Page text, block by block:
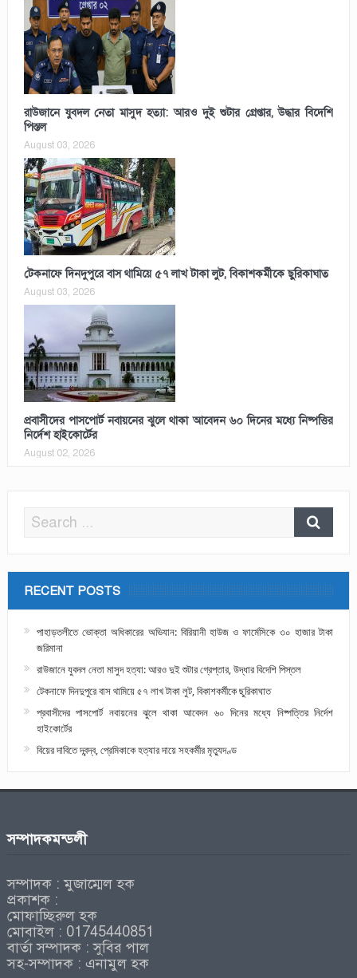
রাউজানে যুবদল নেতা মাসুদ হত্যা: আরও দুই শুটার গ্রেপ্তার, উদ্ধার বিদেশি
পিস্তল
August 03, 2026
টেকনাফে দিনদুপুরে বাস থামিয়ে ৫৭ লাখ টাকা লুট, বিকাশকর্মীকে ছুরিকাঘাত
August 03, 2026
প্রবাসীদের পাসপোর্ট নবায়নের ঝুলে থাকা আবেদন ৬০ দিনের মধ্যে নিষ্পত্তির
নির্দেশ হাইকোর্টের
August 02, 2026
RECENT POSTS
পাহাড়তলীতে ভোক্তা অধিকারের অভিযান: বিরিয়ানী হাউজ ও ফার্মেসিকে ৩০ হাজার টাকা
জরিমানা
রাউজানে যুবদল নেতা মাসুদ হত্যা: আরও দুই শুটার গ্রেপ্তার, উদ্ধার বিদেশি পিস্তল
টেকনাফে দিনদুপুরে বাস থামিয়ে ৫৭ লাখ টাকা লুট, বিকাশকর্মীকে ছুরিকাঘাত
প্রবাসীদের পাসপোর্ট নবায়নের ঝুলে থাকা আবেদন ৬০ দিনের মধ্যে নিষ্পত্তির নির্দেশ
হাইকোর্টের
বিয়ের দাবিতে দ্বন্দ্ব, প্রেমিকাকে হত্যার দায়ে সহকর্মীর মৃত্যুদণ্ড
সম্পাদকমন্ডলী
সম্পাদক : মুজাম্মেল হক
প্রকাশক :
মোফাচ্ছিরুল হক
মোবাইল : 01745440851
বার্তা সম্পাদক : সুবির পাল
সহ-সম্পাদক : এনামুল হক